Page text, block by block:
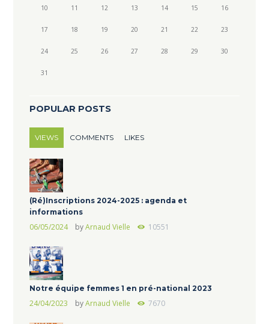
10 11 12 13 14 15 16
17 18 19 20 21 22 23
24 25 26 27 28 29 30
31
POPULAR POSTS
VIEWS COMMENTS LIKES
(Ré)Inscriptions 2024-2025 : agenda et
informations
06/05/2024 byArnaud Vielle 10551
Notre équipe femmes 1 en pré-national 2023
24/04/2023 byArnaud Vielle 7670